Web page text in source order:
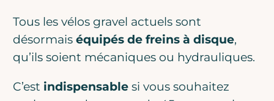
Tous les vélos gravel actuels sont
désormaiséquipés de freins à disque,
qu’ils soient mécaniques ou hydrauliques.
C’est indispensable si vous souhaitez